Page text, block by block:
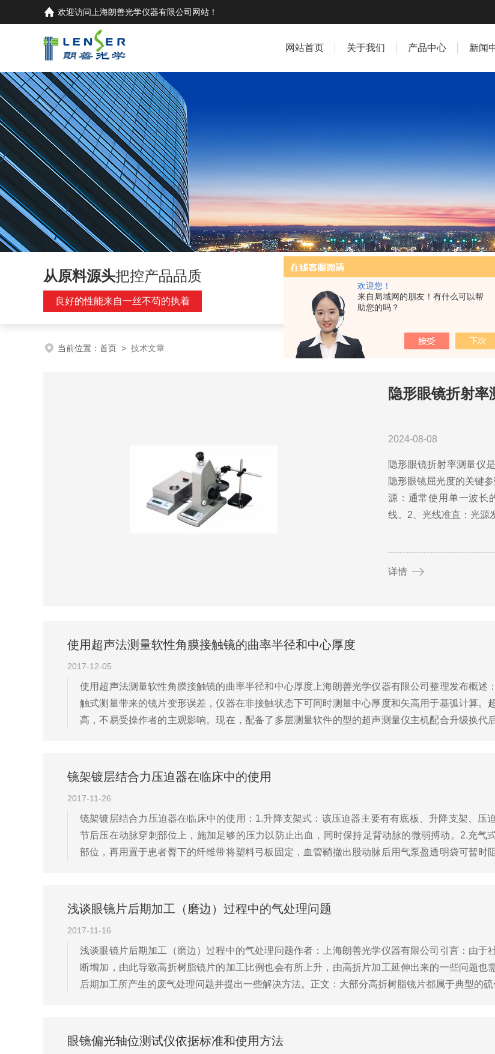
欢迎您！
来自局域网的朋友！有什么可以帮
助您的吗？
欢迎访问 上海朗善光学仪器有限公司 网站！
网站首页 关于我们 产品中心 新闻
从原料源头把控产品品质
良好的性能来自一丝不苟的执着 热门关键词：隐形眼镜（接触镜）用检测仪器和生产设备，人工晶状体（IOL/ICL）用检测仪器和生产设备，
当前位置： 首页 > 技术文章
隐形眼镜折射率
2024-08-08
隐形眼镜折射率测量仪
隐形眼镜屈光度的关键
源：通常使用单一波长
线。2、光线准直：光源
详情
使用超声法测量软性角膜接触镜的曲率半径和中心厚度
2017-12-05
使用超声法测量软性角膜接触镜的曲率半径和中心厚度上海朗善光学仪器有限公司整理发布概述
触式测量带来的镜片变形误差，仪器在非接触状态下可同时测量中心厚度和矢高用于基弧计算。
高，不易受操作者的主观影响。现在，配备了多层测量软件的型的超声测量仪主机配合升级换代
镜架镀层结合力压迫器在临床中的使用
2017-11-26
镜架镀层结合力压迫器在临床中的使用：1.升降支架式：该压迫器主要有有底板、升降支架、压
节后压在动脉穿刺部位上，施加足够的压力以防止出血，同时保持足背动脉的微弱搏动。2.充气
部位，再用置于患者臀下的纤维带将塑料弓板固定，血管鞘撤出股动脉后用气泵盈透明袋可暂时
浅谈眼镜片后期加工（磨边）过程中的气处理问题
2017-11-16
浅谈眼镜片后期加工（磨边）过程中的气处理问题作者：上海朗善光学仪器有限公司引言：由于
断增加，由此导致高折树脂镜片的加工比例也会有所上升，由高折片加工延伸出来的一些问题也
后期加工所产生的废气处理问题并提出一些解决方法。正文：大部分高折树脂镜片都属于典型的
眼镜偏光轴位测试仪依据标准和使用方法